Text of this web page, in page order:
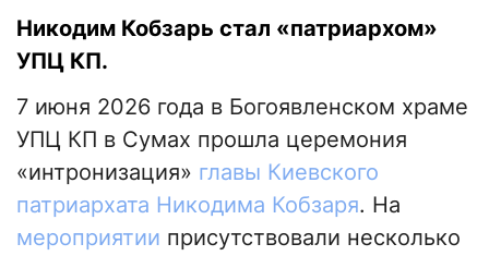
Никодим Кобзарь стал «патриархом»
УПЦ КП.
7 июня 2026 года в Богоявленском храме
УПЦ КП в Сумах прошла церемония
«интронизация» главы Киевского
патриархата Никодима Кобзаря. На
мероприятии присутствовали несколько